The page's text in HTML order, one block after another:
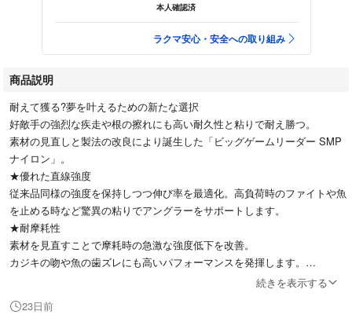
本人確認済
ラクマ安心・安全への取り組み
商品説明
耐えて獲る?夢を叶えるための新たな選択
好敵手の強烈な疾走や根の擦れにも高い耐久性と粘りで耐え勝つ。
素材の見直しと製法の改良により誕生した「ビッグゲームリーダー SMP
ナイロン」。
★優れた直線強度
従来品同様の強度を保持しつつ伸び率を最適化。高負荷時のファイトや魚
を止める時など驚異の粘りでアングラーをサポートします。
★耐摩耗性
素材を見直すことで摩耗時の急激な強度低下を改善。
カジキの吻や魚の歯ズレにも高いパフォーマンスを発揮します。
コーティングの効果により強度保持にも貢献します。
続きを表示する
23日前